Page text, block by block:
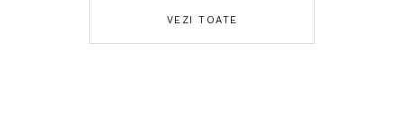
VEZI TOATE